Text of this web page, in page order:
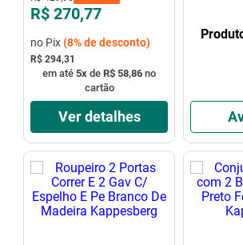
R$ 270,77
no Pix(8%de desconto)
R$ 294,31
em até 5x de R$ 58,86 no
cartão
Ver detalhes